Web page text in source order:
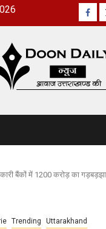
बैंकों में 1200 करोड़ का
Trending Uttarakhand